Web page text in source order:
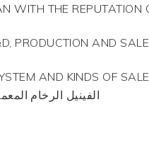
WITH THE REPUTATION
PRODUCTION AND
AND KINDS OF